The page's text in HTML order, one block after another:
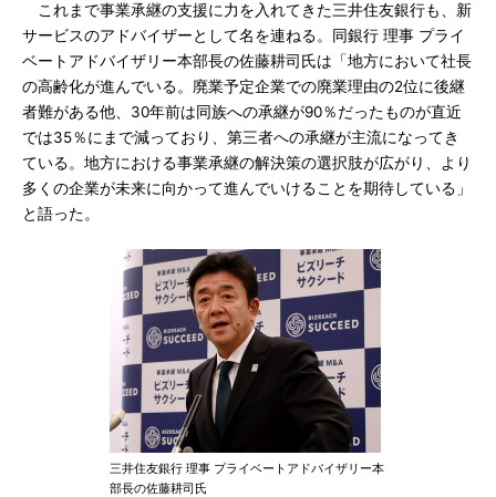
これまで事業承継の支援に力を入れてきた三井住友銀行も、新
サービスのアドバイザーとして名を連ねる。同銀行 理事 プライ
ベートアドバイザリー本部長の佐藤耕司氏は「地方において社長
の高齢化が進んでいる。廃業予定企業での廃業理由の2位に後継
者難がある他、30年前は同族への承継が90％だったものが直近
では35％にまで減っており、第三者への承継が主流になってき
ている。地方における事業承継の解決策の選択肢が広がり、より
多くの企業が未来に向かって進んでいけることを期待している」
と語った。
三井住友銀行 理事 プライベートアドバイザリー本
部長の佐藤耕司氏